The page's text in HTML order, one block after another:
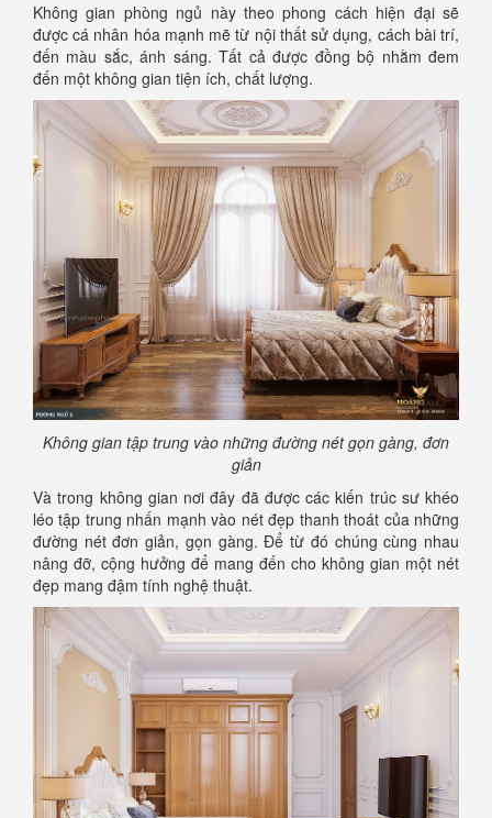
Không gian phòng ngủ này theo phong cách hiện đại sẽ
được cá nhân hóa mạnh mẽ từ nội thất sử dụng, cách bài trí,
đến màu sắc, ánh sáng. Tất cả được đồng bộ nhằm đem
đến một không gian tiện ích, chất lượng.
Không gian tập trung vào những đường nét gọn gàng, đơn
giản
Và trong không gian nơi đây đã được các kiến trúc sư khéo
léo tập trung nhấn mạnh vào nét đẹp thanh thoát của những
đường nét đơn giản, gọn gàng. Để từ đó chúng cùng nhau
nâng đỡ, cộng hưởng để mang đến cho không gian một nét
đẹp mang đậm tính nghệ thuật.